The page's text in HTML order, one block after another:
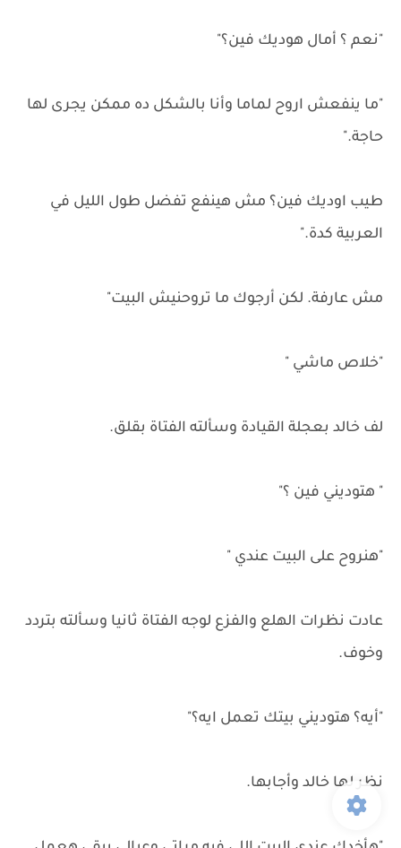
"نعم ؟ أمال هوديك فين؟"
"ما ينفعش اروح لماما وأنا بالشكل ده ممكن يجرى لها
حاجة."
طيب اوديك فين؟ مش هينفع تفضل طول الليل في
العربية كدة."
مش عارفة. لكن أرجوك ما تروحنيش البيت"
"خلاص ماشي "
لف خالد بعجلة القيادة وسألته الفتاة بقلق.
" هتوديني فين ؟"
"هنروح على البيت عندي "
عادت نظرات الهلع والفزع لوجه الفتاة ثانيا وسألته بتردد
وخوف.
"أيه؟ هتوديني بيتك تعمل ايه؟"
نظر لها خالد وأجابها.